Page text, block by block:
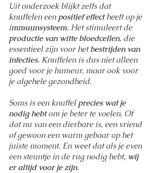
Uit onderzoek blijkt zelfs dat
knuffelen een positief effect heeft op je
immuunsysteem. Het stimuleert de
productie van witte bloedcellen, die
essentieel zijn voor het bestrijden van
infecties. Knuffelen is dus niet alleen
goed voor je humeur, maar ook voor
je algehele gezondheid.
Soms is een knuffel precies wat je
nodig hebt om je beter te voelen. Of
dat nu van een dierbare is, een vriend
of gewoon een warm gebaar op het
juiste moment. En weet dat als je even
een steuntje in de rug nodig hebt, wij
er altijd voor je zijn.